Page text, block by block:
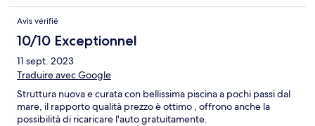
Avis vérifié
10/10 Exceptionnel
11 sept. 2023
Traduire avec Google
Struttura nuova e curata con bellissima piscina a pochi passi dal
mare, il rapporto qualità prezzo è ottimo , offrono anche la
possibilità di ricaricare l'auto gratuitamente.